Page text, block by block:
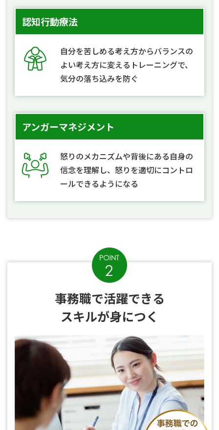
認知行動療法
自分を苦しめる考え方からバランスの
よい考え方に変えるトレーニングで、
気分の落ち込みを防ぐ
アンガーマネジメント
怒りのメカニズムや背後にある自身の
信念を理解し、怒りを適切にコントロ
ールできるようになる
事務職で活躍できる
スキルが身につく